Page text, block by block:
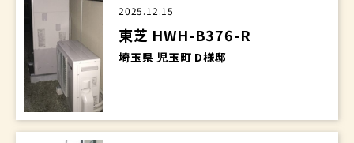
2025.12.15
東芝 HWH-B376-R
埼玉県 児玉町 D様邸